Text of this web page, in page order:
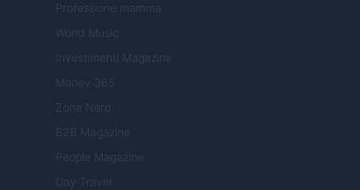
Professione mamma
World Music
Investimenti Magazine
Money 365
Zona Nerd
B2B Magazine
People Magazine
Day Travel